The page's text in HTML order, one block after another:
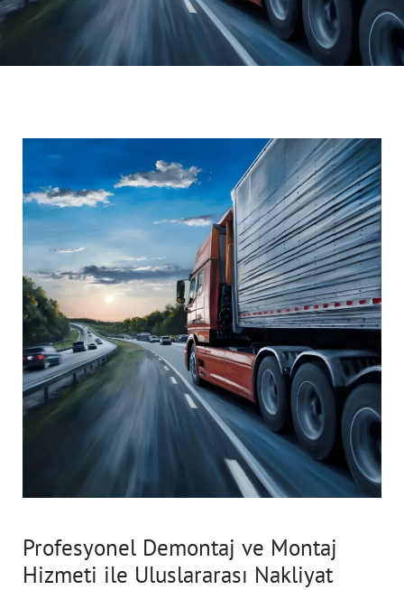
Profesyonel Demontaj ve Montaj
Hizmeti ile Uluslararası Nakliyat